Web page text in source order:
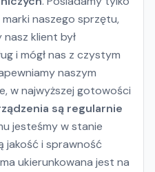
naszego sprzętu,
klient był
i mógł nas z czystym
naszym
w najwyższej gotowości
są regularnie
jesteśmy w stanie
jakość i sprawność
ukierunkowana jest na